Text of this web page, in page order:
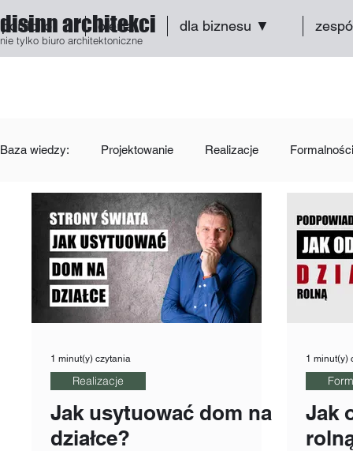
disinn architekci
nie tylko biuro architektoniczne
portfolio oferta dla biznesu ▼
Baza wiedzy: Projektowanie Realizacje Formalności
1 minut(y) czytania
Realizacje
Jak usytuować dom na
działce?
1 minut(y)
Jak